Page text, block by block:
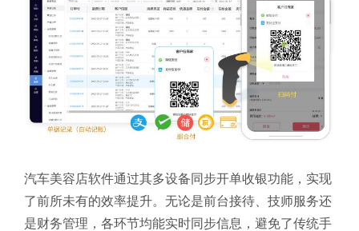
汽车美容店软件通过其多设备同步开单收银功能，实现
了前所未有的效率提升。无论是前台接待、技师服务还
是财务管理，各环节均能实时同步信息，避免了传统手